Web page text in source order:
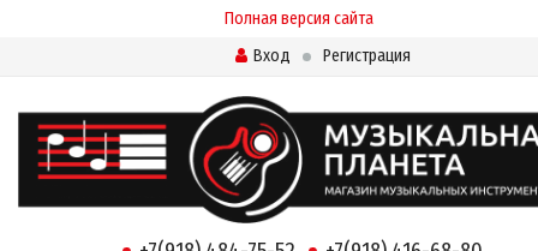
Полная версия сайта
Вход
Регистрация